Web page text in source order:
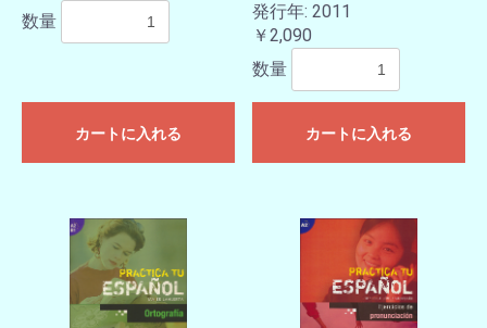
数量
カートに入れる
発行年: 2011
￥2,090
数量
カートに入れる